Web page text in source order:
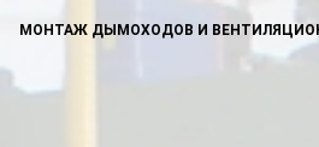
МОНТАЖ ДЫМОХОДОВ И